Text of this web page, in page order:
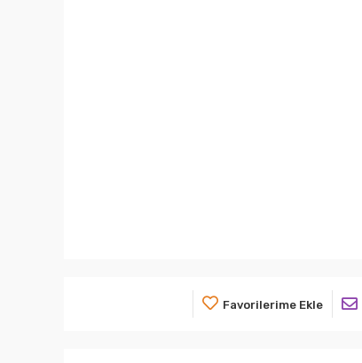
Favorilerime Ekle